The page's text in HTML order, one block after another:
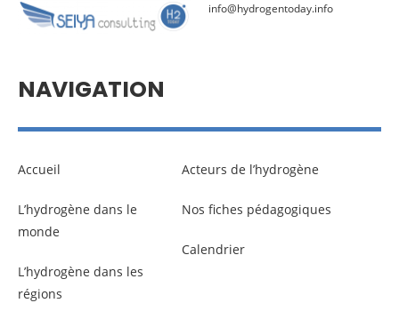
info@hydrogentoday.info
NAVIGATION
Accueil
L’hydrogène dans le
monde
L’hydrogène dans les
régions
Acteurs de l’hydrogène
Nos fiches pédagogiques
Calendrier